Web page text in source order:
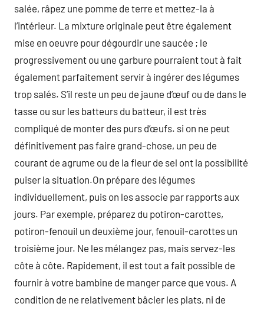
salée, râpez une pomme de terre et mettez-la à
l’intérieur. La mixture originale peut être également
mise en oeuvre pour dégourdir une saucée ; le
progressivement ou une garbure pourraient tout à fait
également parfaitement servir à ingérer des légumes
trop salés. S’il reste un peu de jaune d’œuf ou de dans le
tasse ou sur les batteurs du batteur, il est très
compliqué de monter des purs d’œufs. si on ne peut
définitivement pas faire grand-chose, un peu de
courant de agrume ou de la fleur de sel ont la possibilité
puiser la situation.On prépare des légumes
individuellement, puis on les associe par rapports aux
jours. Par exemple, préparez du potiron-carottes,
potiron-fenouil un deuxième jour, fenouil-carottes un
troisième jour. Ne les mélangez pas, mais servez-les
côte à côte. Rapidement, il est tout a fait possible de
fournir à votre bambine de manger parce que vous. A
condition de ne relativement bâcler les plats, ni de